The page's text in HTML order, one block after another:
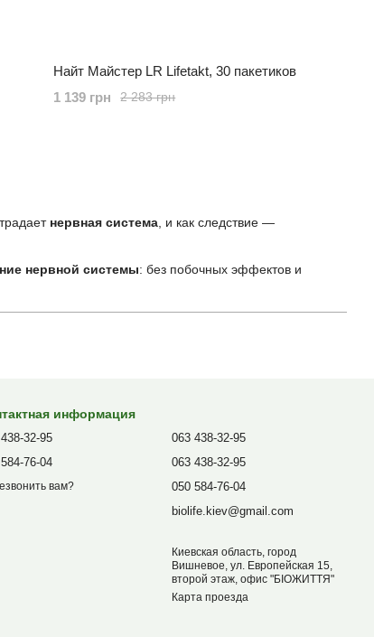
нервная система , и как следствие —
нервной системы: без побочных эффектов и
Найт Майстер LR Lifetakt, 30 пакетиков
2 283 грн
1 139 грн
информация
32-95
76-04
вам?
063 438-32-95
063 438-32-95
050 584-76-04
biolife.kiev@gmail.com
Киевская область, город
Вишневое, ул. Европейская 15,
второй этаж, офис "БІОЖИТТЯ"
Карта проезда